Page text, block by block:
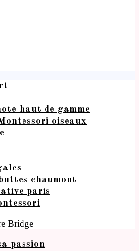
haut de gamme
oiseaux
chaumont
paris
Bridge
passion